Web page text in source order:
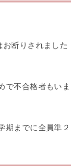
断りされました
で不合格者もいま
期までに全員準２